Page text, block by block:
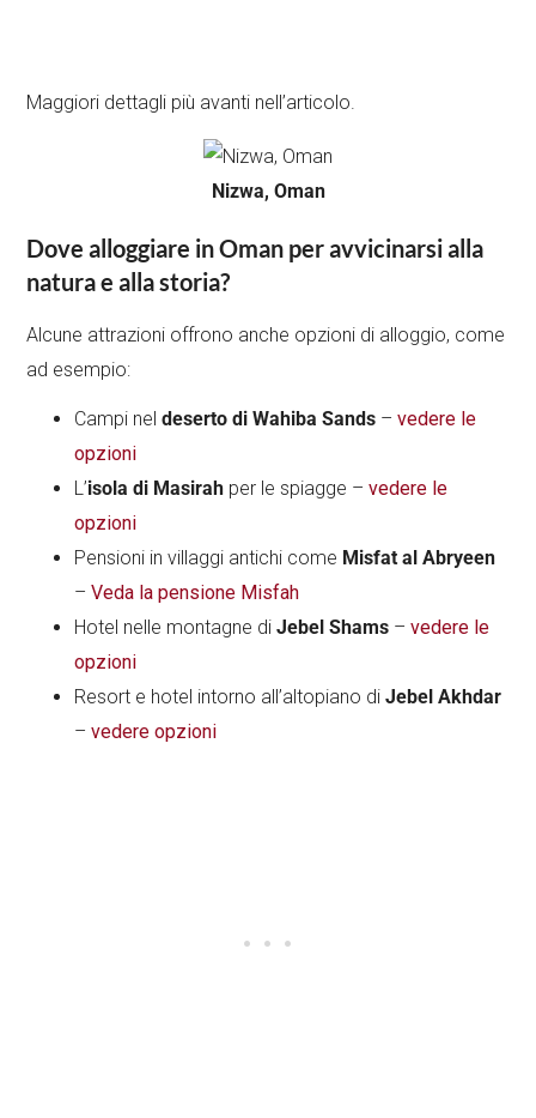
Maggiori dettagli più avanti nell’articolo.
Nizwa, Oman
Dove alloggiare in Oman per avvicinarsi alla
natura e alla storia?
Alcune attrazioni offrono anche opzioni di alloggio, come
ad esempio:
Campi neldeserto di Wahiba Sands –vedere le
opzioni
L’isola di Masirah per le spiagge –vedere le
opzioni
Pensioni in villaggi antichi come Misfat al Abryeen
–Veda la pensione Misfah
Hotel nelle montagne diJebel Shams –vedere le
opzioni
Resort e hotel intorno all’altopiano diJebel Akhdar
–vedere opzioni